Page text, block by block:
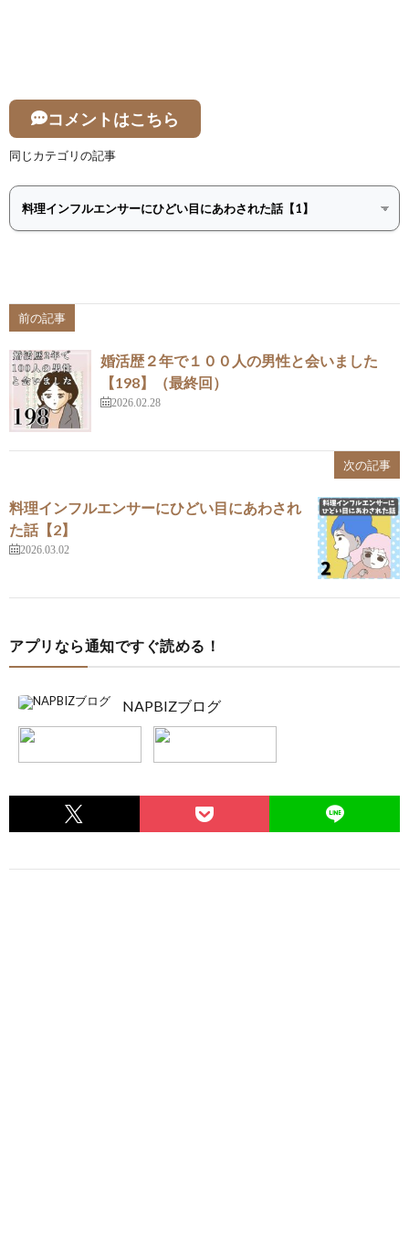
コメントはこちら
同じカテゴリの記事
前の記事
婚活歴２年で１００人の男性と会いました
【198】（最終回）
2026.02.28
次の記事
料理インフルエンサーにひどい目にあわされ
た話【2】
2026.03.02
アプリなら通知ですぐ読める！
NAPBIZブログ